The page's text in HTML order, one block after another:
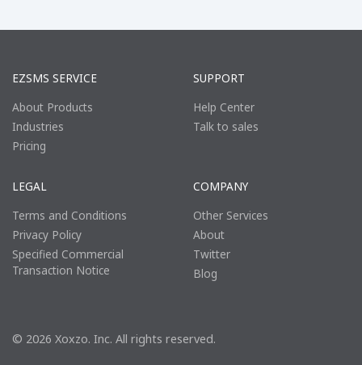
EZSMS SERVICE
About Products
Industries
Pricing
SUPPORT
Help Center
Talk to sales
LEGAL
Terms and Conditions
Privacy Policy
Specified Commercial
Transaction Notice
COMPANY
Other Services
About
Twitter
Blog
© 2026 Xoxzo. Inc. All rights reserved.